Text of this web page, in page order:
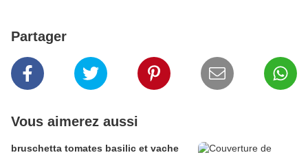
Partager
Vous aimerez aussi
bruschetta tomates basilic et vache